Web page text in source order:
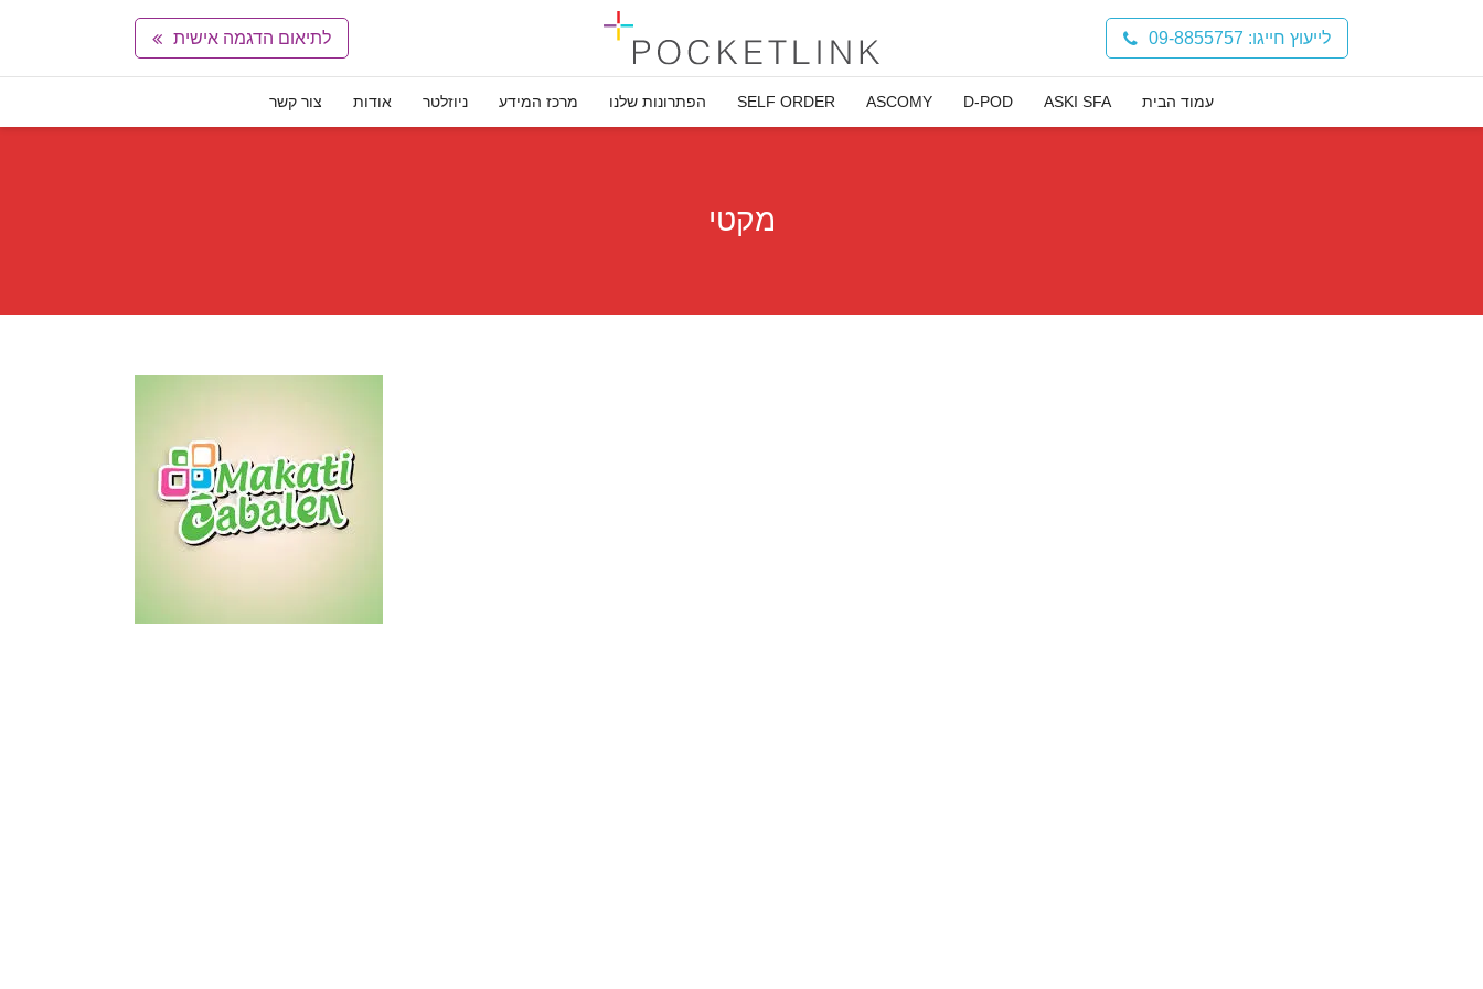
לייעוץ חייגו: 09-8855757 לתיאום הדגמה אישית
עמוד הבית ASKI SFA
D-POD
ASCOMY
SELF ORDER הפתרונות שלנו מרכז המידע ניוזלטר אודות צור קשר
מקטי